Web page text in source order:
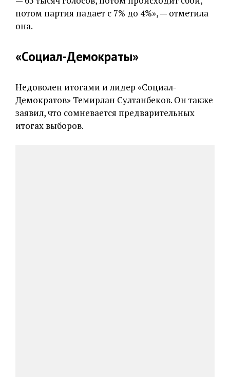
потом партия падает с 7% до 4%», — отметила
она.
«Социал-Демократы»
Недоволен итогами и лидер «Социал-
Демократов» Темирлан Султанбеков. Он также
заявил, что сомневается предварительных
итогах выборов.